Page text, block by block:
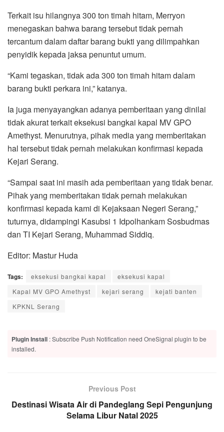
Terkait isu hilangnya 300 ton timah hitam, Merryon
menegaskan bahwa barang tersebut tidak pernah
tercantum dalam daftar barang bukti yang dilimpahkan
penyidik kepada jaksa penuntut umum.
“Kami tegaskan, tidak ada 300 ton timah hitam dalam
barang bukti perkara ini,” katanya.
Ia juga menyayangkan adanya pemberitaan yang dinilai
tidak akurat terkait eksekusi bangkai kapal MV GPO
Amethyst. Menurutnya, pihak media yang memberitakan
hal tersebut tidak pernah melakukan konfirmasi kepada
Kejari Serang.
“Sampai saat ini masih ada pemberitaan yang tidak benar.
Pihak yang memberitakan tidak pernah melakukan
konfirmasi kepada kami di Kejaksaan Negeri Serang,”
tuturnya, didampingi Kasubsi 1 Idpolhankam Sosbudmas
dan TI Kejari Serang, Muhammad Siddiq.
Editor: Mastur Huda
Tags: eksekusi bangkai kapal
eksekusi kapal
Kapal MV GPO Amethyst
kejari serang
kejati banten
KPKNL Serang
Plugin Install : Subscribe Push Notification need OneSignal plugin to be
installed.
Previous Post
Destinasi Wisata Air di Pandeglang Sepi Pengunjung
Selama Libur Natal 2025